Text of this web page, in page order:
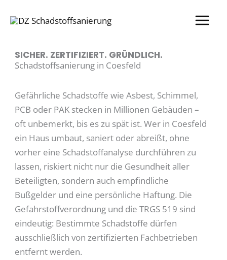
Inhalt
SICHER. ZERTIFIZIERT. GRÜNDLICH.
Schadstoffsanierung in Coesfeld
Gefährliche Schadstoffe wie Asbest, Schimmel,
PCB oder PAK stecken in Millionen Gebäuden –
oft unbemerkt, bis es zu spät ist. Wer in Coesfeld
ein Haus umbaut, saniert oder abreißt, ohne
vorher eine Schadstoffanalyse durchführen zu
lassen, riskiert nicht nur die Gesundheit aller
Beteiligten, sondern auch empfindliche
Bußgelder und eine persönliche Haftung. Die
Gefahrstoffverordnung und die TRGS 519 sind
eindeutig: Bestimmte Schadstoffe dürfen
ausschließlich von zertifizierten Fachbetrieben
entfernt werden.